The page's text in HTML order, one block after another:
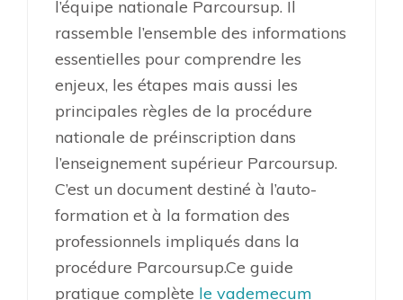
l’équipe nationale Parcoursup. Il
rassemble l’ensemble des informations
essentielles pour comprendre les
enjeux, les étapes mais aussi les
principales règles de la procédure
nationale de préinscription dans
l’enseignement supérieur Parcoursup.
C’est un document destiné à l’auto-
formation et à la formation des
professionnels impliqués dans la
procédure Parcoursup.Ce guide
pratique complète le vademecum